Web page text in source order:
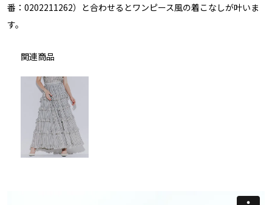
番：0202211262）と合わせるとワンピース風の着こなしが叶いま
す。
関連商品